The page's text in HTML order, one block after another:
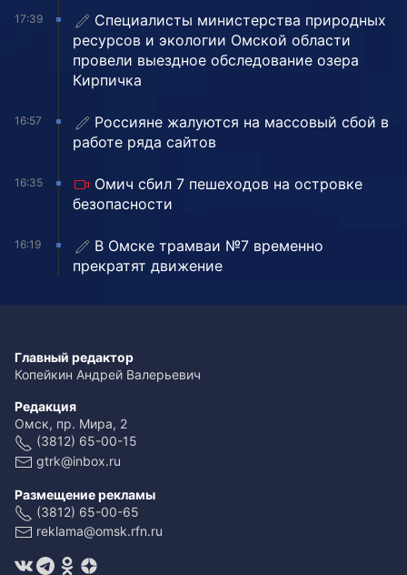
17:39
Специалисты министерства природных
ресурсов и экологии Омской области
провели выездное обследование озера
Кирпичка
16:57
Россияне жалуются на массовый сбой в
работе ряда сайтов
16:35
Омич сбил 7 пешеходов на островке
безопасности
16:19
В Омске трамваи №7 временно
прекратят движение
Главный редактор
Копейкин Андрей Валерьевич
Редакция
Омск, пр. Мира, 2
(3812) 65-00-15
gtrk@inbox.ru
Размещение рекламы
(3812) 65-00-65
reklama@omsk.rfn.ru